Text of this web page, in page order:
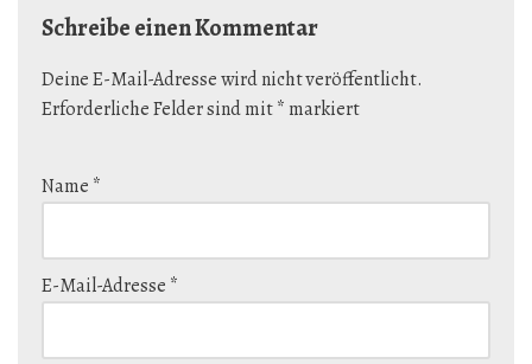
Schreibe einen Kommentar
Deine E-Mail-Adresse wird nicht veröffentlicht.
Erforderliche Felder sind mit* markiert
Name *
E-Mail-Adresse *